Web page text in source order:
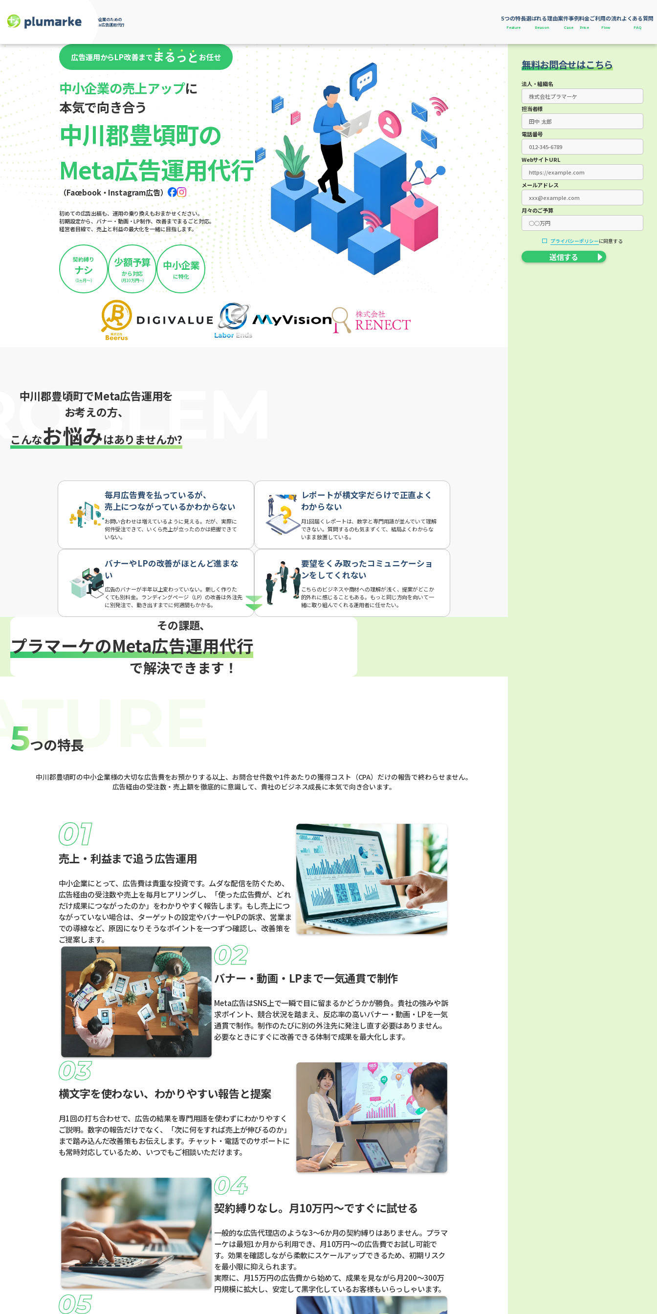
中小企業のための
Meta広告運用代行
5つの特長
Feature
選ばれる理由
Reason
案件事例
Case
料金
Price
ご利用の流れ
Flow
よくある質問
FAQ
広告運用からLP改善まで お任せ
中小企業の売上アップに
本気で向き合う
中川郡豊頃町の
Meta広告運用代行
（Facebook・Instagram広告）
初めての広告出稿も、運用の乗り換えもおまかせください。
初期設定から、バナー・動画・LP制作、改善までまるごと対応。
経営者目線で、売上と利益の最大化を一緒に目指します。
契約縛り
ナシ
（1ヵ月～）
少額予算
から対応
（月10万円～）
中小企業
に特化
中川郡豊頃町でMeta広告運用を
お考えの方、
こんなお悩みはありませんか?
毎月広告費を払っているが、
売上につながっているかわからない
お問い合わせは増えているように見える。だが、実際に
何件受注できて、いくら売上が立ったのかは把握できて
いない。
レポートが横文字だらけで正直よく
わからない
月1回届くレポートは、数字と専門用語が並んでいて理解
できない。質問するのも気まずくて、結局よくわからな
いまま放置している。
バナーやLPの改善がほとんど進まな
い
広告のバナーが半年以上変わっていない。新しく作りた
くても別料金。ランディングページ（LP）の改善は外注先
に別発注で、動き出すまでに何週間もかかる。
要望をくみ取ったコミュニケーショ
ンをしてくれない
こちらのビジネスや商材への理解が浅く、提案がどこか
的外れに感じることもある。もっと同じ方向を向いて一
緒に取り組んでくれる運用者に任せたい。
その課題、
プラマーケのMeta広告運用代行
で解決できます！
5つの特長
中川郡豊頃町の中小企業様の大切な広告費をお預かりする以上、お問合せ件数や1件あたりの獲得コスト（CPA）だけの報告で終わらせません。
広告経由の受注数・売上額を徹底的に意識して、貴社のビジネス成長に本気で向き合います。
売上・利益まで追う広告運用
中小企業にとって、広告費は貴重な投資です。ムダな配信を防ぐため、
広告経由の受注数や売上を毎月ヒアリングし、「使った広告費が、どれ
だけ成果につながったのか」をわかりやすく報告します。もし売上につ
ながっていない場合は、ターゲットの設定やバナーやLPの訴求、営業ま
での導線など、原因になりそうなポイントを一つずつ確認し、改善策を
ご提案します。
バナー・動画・LPまで一気通貫で制作
Meta広告はSNS上で一瞬で目に留まるかどうかが勝負。貴社の強みや訴
求ポイント、競合状況を踏まえ、反応率の高いバナー・動画・LPを一気
通貫で制作。制作のたびに別の外注先に発注し直す必要はありません。
必要なときにすぐに改善できる体制で成果を最大化します。
横文字を使わない、わかりやすい報告と提案
月1回の打ち合わせで、広告の結果を専門用語を使わずにわかりやすく
ご説明。数字の報告だけでなく、「次に何をすれば売上が伸びるのか」
まで踏み込んだ改善策もお伝えします。チャット・電話でのサポートに
も常時対応しているため、いつでもご相談いただけます。
契約縛りなし。月10万円〜ですぐに試せる
一般的な広告代理店のような3〜6か月の契約縛りはありません。プラマ
ーケは最短1か月から利用でき、月10万円〜の広告費でお試し可能で
す。効果を確認しながら柔軟にスケールアップできるため、初期リスク
を最小限に抑えられます。
実際に、月15万円の広告費から始めて、成果を見ながら月200〜300万
円規模に拡大し、安定して黒字化しているお客様もいらっしゃいます。
無料お問合せはこちら
法人・組織名
担当者様
電話番号
WebサイトURL
メールアドレス
月々のご予算
プライバシーポリシーに同意する